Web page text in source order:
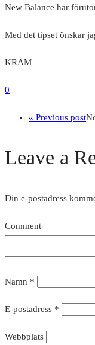
New Balance har
Med det tipset önskar
KRAM
0
« Previous post
Leave a
Din e-postadress
Comment
Namn *
E-postadress *
Webbplats